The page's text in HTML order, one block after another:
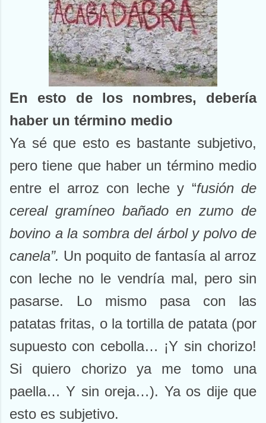
En esto de los nombres, debería
haber un término medio
Ya sé que esto es bastante subjetivo,
pero tiene que haber un término medio
entre el arroz con leche y “fusión de
cereal gramíneo bañado en zumo de
bovino a la sombra del árbol y polvo de
canela”. Un poquito de fantasía al arroz
con leche no le vendría mal, pero sin
pasarse. Lo mismo pasa con las
patatas fritas, o la tortilla de patata (por
supuesto con cebolla… ¡Y sin chorizo!
Si quiero chorizo ya me tomo una
paella… Y sin oreja…). Ya os dije que
esto es subjetivo.